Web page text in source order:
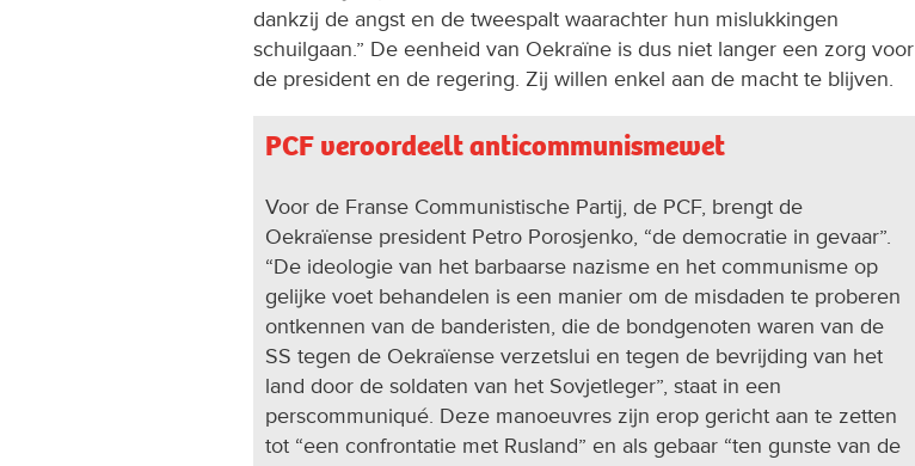
dankzij de angst en de tweespalt waarachter hun mislukkingen
schuilgaan.” De eenheid van Oekraïne is dus niet langer een zorg voor
de president en de regering. Zij willen enkel aan de macht te blijven.
PCF veroordeelt anticommunismewet
Voor de Franse Communistische Partij, de PCF, brengt de
Oekraïense president Petro Porosjenko, “de democratie in gevaar”.
“De ideologie van het barbaarse nazisme en het communisme op
gelijke voet behandelen is een manier om de misdaden te proberen
ontkennen van de banderisten, die de bondgenoten waren van de
SS tegen de Oekraïense verzetslui en tegen de bevrijding van het
land door de soldaten van het Sovjetleger”, staat in een
perscommuniqué. Deze manoeuvres zijn erop gericht aan te zetten
tot “een confrontatie met Rusland” en als gebaar “ten gunste van de